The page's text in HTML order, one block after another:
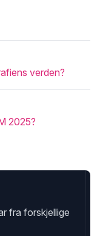
verden?
2025?
fra forskjellige